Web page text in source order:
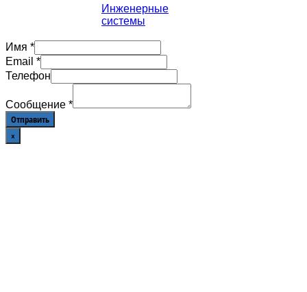
Инженерные
системы
Имя *
Email *
Телефон
Сообщение *
Отправить
×